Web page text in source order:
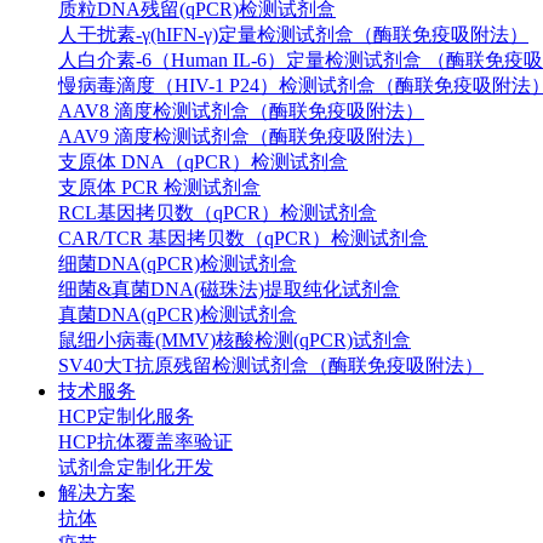
质粒DNA残留(qPCR)检测试剂盒
人干扰素-γ(hIFN-γ)定量检测试剂盒（酶联免疫吸附法）
人白介素-6（Human IL-6）定量检测试剂盒 （酶联免疫吸
慢病毒滴度（HIV-1 P24）检测试剂盒（酶联免疫吸附法）
AAV8 滴度检测试剂盒（酶联免疫吸附法）
AAV9 滴度检测试剂盒（酶联免疫吸附法）
支原体 DNA（qPCR）检测试剂盒
支原体 PCR 检测试剂盒
RCL基因拷贝数（qPCR）检测试剂盒
CAR/TCR 基因拷贝数（qPCR）检测试剂盒
细菌DNA(qPCR)检测试剂盒
细菌&真菌DNA(磁珠法)提取纯化试剂盒
真菌DNA(qPCR)检测试剂盒
鼠细小病毒(MMV)核酸检测(qPCR)试剂盒
SV40大T抗原残留检测试剂盒（酶联免疫吸附法）
技术服务
HCP定制化服务
HCP抗体覆盖率验证
试剂盒定制化开发
解决方案
抗体